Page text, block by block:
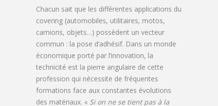
Chacun sait que les différentes applications du
covering (automobiles, utilitaires, motos,
camions, objets…) possèdent un vecteur
commun : la pose d’adhésif. Dans un monde
économique porté par l’innovation, la
technicité est la pierre angulaire de cette
profession qui nécessite de fréquentes
formations face aux constantes évolutions
des matériaux. « Si on ne se tient pas à la